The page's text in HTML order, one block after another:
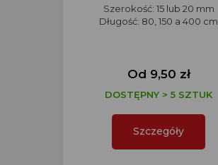
Szerokość: 15 lub 20 mm
Długość: 80, 150 a 400 cm
Od 9,50 zł
DOSTĘPNY > 5 SZTUK
Szczegóły